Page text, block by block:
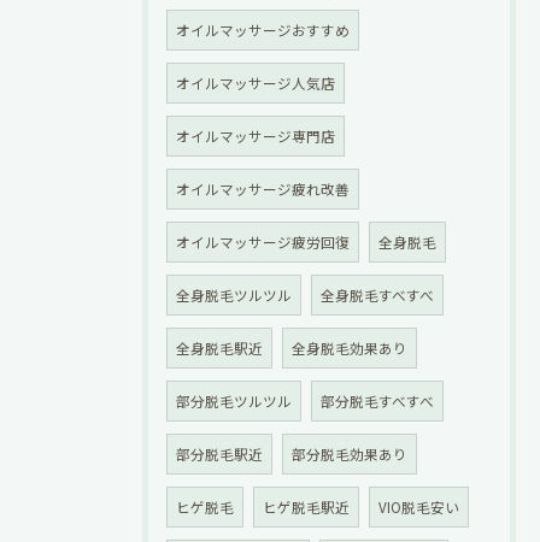
オイルマッサージおすすめ
オイルマッサージ人気店
オイルマッサージ専門店
オイルマッサージ疲れ改善
オイルマッサージ疲労回復 全身脱毛
全身脱毛ツルツル 全身脱毛すべすべ
全身脱毛駅近 全身脱毛効果あり
部分脱毛ツルツル 部分脱毛すべすべ
部分脱毛駅近 部分脱毛効果あり
ヒゲ脱毛 ヒゲ脱毛駅近 VIO脱毛安い